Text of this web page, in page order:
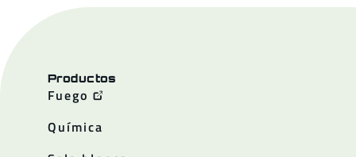
Productos
Fuego
Química